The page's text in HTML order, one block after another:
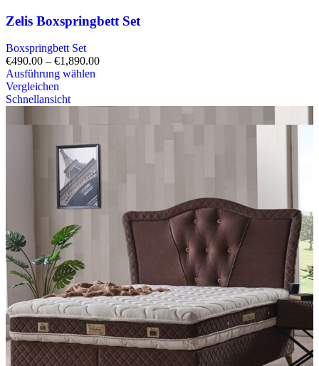
Zelis Boxspringbett Set
Boxspringbett Set
€490.00 – €1,890.00
Ausführung wählen
Vergleichen
Schnellansicht